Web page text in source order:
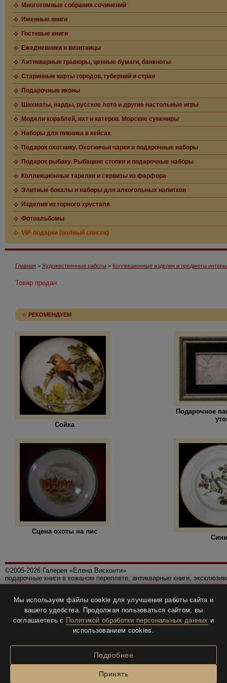
Многотомные собрания сочинений
Именные книги
Гостевые книги
Ежедневники и визитницы
Антикварные гравюры, ценные бумаги, банкноты
Старинные карты городов, губерний и стран
Подарочные иконы
Шахматы, нарды, русское лото и другие настольные игры
Модели кораблей, яхт и катеров. Морские сувениры
Наборы для пикника в кейсах
Подарок охотнику. Охотничьи чарки и подарочные наборы
Подарок рыбаку. Рыбацкие стопки и подарочные наборы
Коллекционные тарелки и сервизы из фарфора
Элитные бокалы и наборы для алкогольных напитков
Изделия из горного хрусталя
Фотоальбомы
VIP-подарки (полный список)
Главная > Художественные работы > Коллекционные изделия и предметы
Товар продан.
РЕКОМЕНДУЕМ
Сойка
Подарочное
Сцена охоты на лис
©2005-2026 Галерея «Елена Висконти»
подарочные книги в кожаном переплете, антикварные книги,
Политика конфиденциальности
Все права защищены.
Разработка и дизайнBTV-info.
Мы используем файлы cookie для улучшения работы сайта и
вашего удобства. Продолжая пользоваться сайтом, вы
соглашаетесь с Политикой обработки персональных данных и
использованием cookies.
Подробнее
Принять